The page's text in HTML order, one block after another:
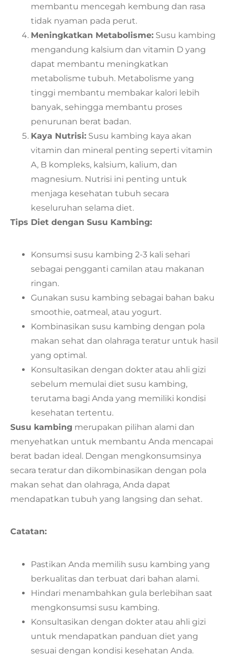
membantu mencegah kembung dan rasa
tidak nyaman pada perut.
Meningkatkan Metabolisme: Susu kambing
mengandung kalsium dan vitamin D yang
dapat membantu meningkatkan
metabolisme tubuh. Metabolisme yang
tinggi membantu membakar kalori lebih
banyak, sehingga membantu proses
penurunan berat badan.
Kaya Nutrisi: Susu kambing kaya akan
vitamin dan mineral penting seperti vitamin
A, B kompleks, kalsium, kalium, dan
magnesium. Nutrisi ini penting untuk
menjaga kesehatan tubuh secara
keseluruhan selama diet.
Tips Diet dengan Susu Kambing:
Konsumsi susu kambing 2-3 kali sehari
sebagai pengganti camilan atau makanan
ringan.
Gunakan susu kambing sebagai bahan baku
smoothie, oatmeal, atau yogurt.
Kombinasikan susu kambing dengan pola
makan sehat dan olahraga teratur untuk hasil
yang optimal.
Konsultasikan dengan dokter atau ahli gizi
sebelum memulai diet susu kambing,
terutama bagi Anda yang memiliki kondisi
kesehatan tertentu.
Susu kambing merupakan pilihan alami dan
menyehatkan untuk membantu Anda mencapai
berat badan ideal. Dengan mengkonsumsinya
secara teratur dan dikombinasikan dengan pola
makan sehat dan olahraga, Anda dapat
mendapatkan tubuh yang langsing dan sehat.
Catatan:
Pastikan Anda memilih susu kambing yang
berkualitas dan terbuat dari bahan alami.
Hindari menambahkan gula berlebihan saat
mengkonsumsi susu kambing.
Konsultasikan dengan dokter atau ahli gizi
untuk mendapatkan panduan diet yang
sesuai dengan kondisi kesehatan Anda.